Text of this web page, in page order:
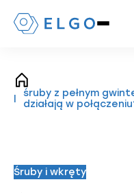
menu
strona
główna
śruby z pełnym
działają w
Śruby i wkręty